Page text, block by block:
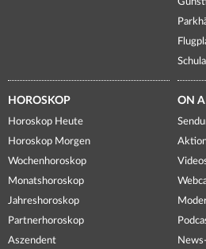
HOROSKOP
Horoskop Heute
Horoskop Morgen
Wochenhoroskop
Monatshoroskop
Jahreshoroskop
Partnerhoroskop
Aszendent
ON